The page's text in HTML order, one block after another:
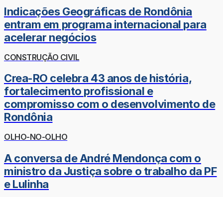
Indicações Geográficas de Rondônia
entram em programa internacional para
acelerar negócios
CONSTRUÇÃO CIVIL
Crea-RO celebra 43 anos de história,
fortalecimento profissional e
compromisso com o desenvolvimento de
Rondônia
OLHO-NO-OLHO
A conversa de André Mendonça com o
ministro da Justiça sobre o trabalho da PF
e Lulinha